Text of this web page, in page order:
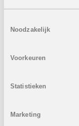
Noodzakelijk
Voorkeuren
Statistieken
Marketing
autostaanplaatsen.